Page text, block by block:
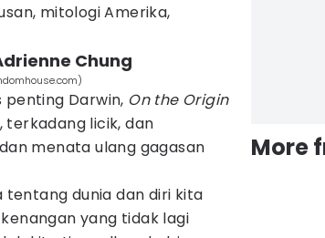
mitologi Amerika,
Chung
penting Darwin, On the Origin
terkadang licik, dan
menata ulang gagasan
tentang dunia dan diri kita
yang tidak lagi
More